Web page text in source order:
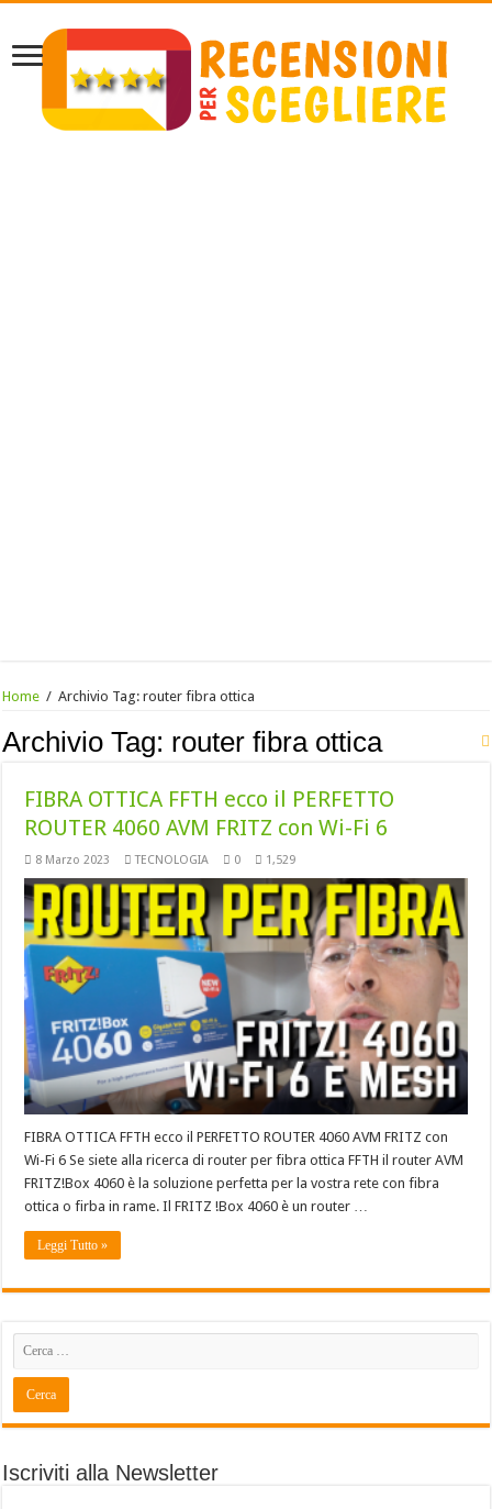
Home / Archivio Tag:router fibra ottica
Archivio Tag: router fibra ottica
FIBRA OTTICA FFTH ecco il PERFETTO
ROUTER 4060 AVM FRITZ con Wi-Fi 6
8 Marzo 2023 TECNOLOGIA 0 1,529
FIBRA OTTICA FFTH ecco il PERFETTO ROUTER 4060 AVM FRITZ con
Wi-Fi 6 Se siete alla ricerca di router per fibra ottica FFTH il router AVM
FRITZ!Box 4060 è la soluzione perfetta per la vostra rete con fibra
ottica o firba in rame. Il FRITZ !Box 4060 è un router …
Leggi Tutto »
Iscriviti alla Newsletter